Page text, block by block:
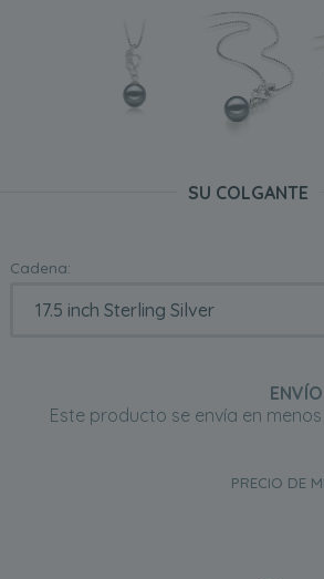
SU COLGANTE
Cadena:
Este producto se envía en
PRECIO DE